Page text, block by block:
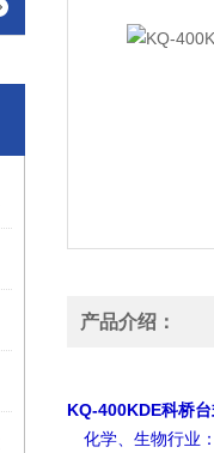
产品介绍：
KQ-400KDE科桥
化学、生物行业